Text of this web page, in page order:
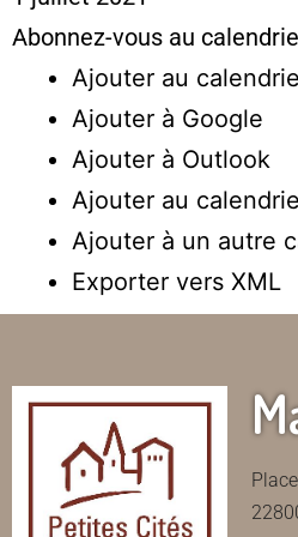
Abonnez-vous au
Ajouter au
Ajouter à Google
Ajouter à Outlook
Ajouter au
Ajouter à un autre
Exporter vers XML